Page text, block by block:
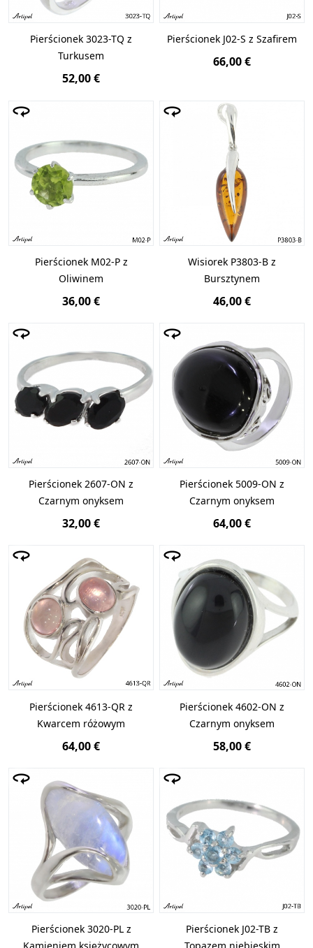
Pierścionek 3023-TQ z
Turkusem
52,00 €
Pierścionek J02-S z Szafirem
66,00 €
Pierścionek M02-P z
Oliwinem
36,00 €
Wisiorek P3803-B z
Bursztynem
46,00 €
Pierścionek 2607-ON z
Czarnym onyksem
32,00 €
Pierścionek 5009-ON z
Czarnym onyksem
64,00 €
Pierścionek 4613-QR z
Kwarcem różowym
64,00 €
Pierścionek 4602-ON z
Czarnym onyksem
58,00 €
Pierścionek 3020-PL z
Pierścionek J02-TB z